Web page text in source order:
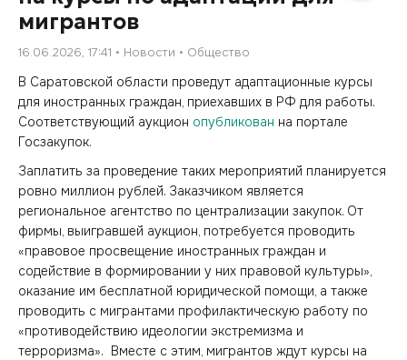
мигрантов
16.06.2026, 17:41 Новости Общество
В Саратовской области проведут адаптационные курсы
для иностранных граждан, приехавших в РФ для работы.
Соответствующий аукцион опубликован на портале
Госзакупок.
Заплатить за проведение таких мероприятий планируется
ровно миллион рублей. Заказчиком является
региональное агентство по централизации закупок. От
фирмы, выигравшей аукцион, потребуется проводить
«правовое просвещение иностранных граждан и
содействие в формировании у них правовой культуры»,
оказание им бесплатной юридической помощи, а также
проводить с мигрантами профилактическую работу по
«противодействию идеологии экстремизма и
терроризма». Вместе с этим, мигрантов ждут курсы на